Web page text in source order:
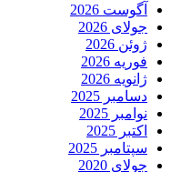
آگوست 2026
جولای 2026
ژوئن 2026
فوریه 2026
ژانویه 2026
دسامبر 2025
نوامبر 2025
اکتبر 2025
سپتامبر 2025
جولای 2020